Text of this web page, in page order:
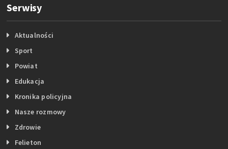
Serwisy
Aktualności
Sport
Powiat
Edukacja
Kronika policyjna
Nasze rozmowy
Zdrowie
Felieton